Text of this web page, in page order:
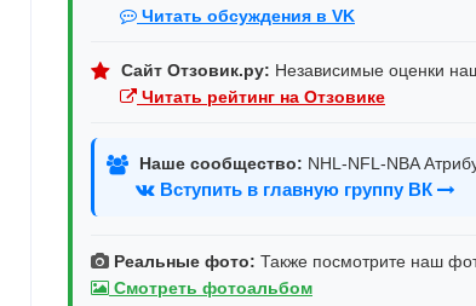
Читать обсуждения в VK
Сайт Отзовик.ру: Независимые оценки
Читать рейтинг на Отзовике
Наше сообщество: NHL-NFL-NBA
Вступить в главную группу ВК
Реальные фото: Также посмотрите наш
Смотреть фотоальбом